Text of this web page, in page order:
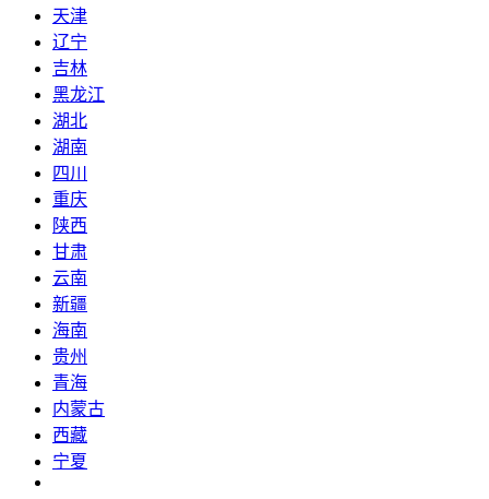
天津
辽宁
吉林
黑龙江
湖北
湖南
四川
重庆
陕西
甘肃
云南
新疆
海南
贵州
青海
内蒙古
西藏
宁夏